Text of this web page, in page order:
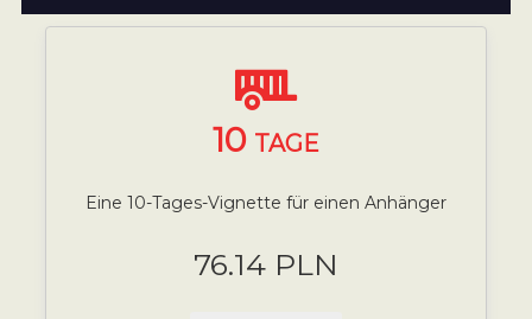
10 TAGE
Eine 10-Tages-Vignette für einen Anhänger
76.14 PLN